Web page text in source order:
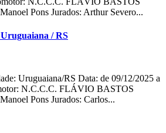
Pons Jurados: Arthur Severo...
/ RS
Uruguaiana/RS Data: de 09/12/2025 a
N.C.C.C. FLÁVIO BASTOS
Pons Jurados: Carlos...